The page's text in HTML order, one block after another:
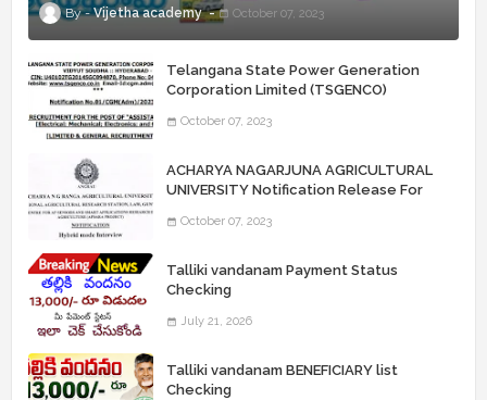
Vijetha academy October 07, 2023
Telangana State Power Generation
Corporation Limited (TSGENCO)
“Assistant Engineers" Posts
October 07, 2023
ACHARYA NAGARJUNA AGRICULTURAL
UNIVERSITY Notification Release For
October 07, 2023
Talliki vandanam Payment Status
Checking
July 21, 2026
Talliki vandanam BENEFICIARY list
Checking